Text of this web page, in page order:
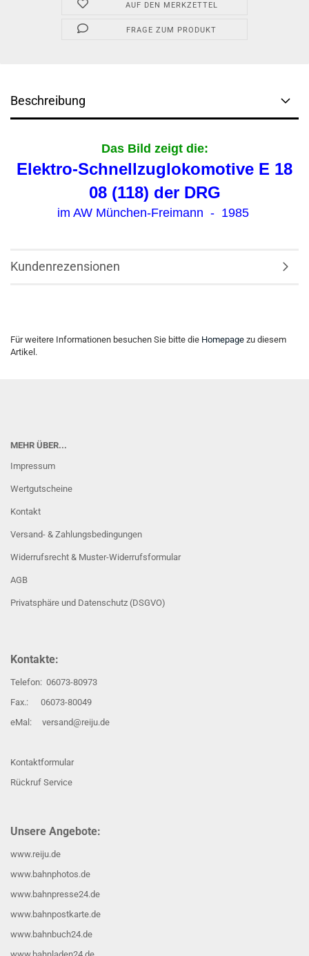
AUF DEN MERKZETTEL
FRAGE ZUM PRODUKT
Beschreibung
Das Bild zeigt die:
Elektro-Schnellzuglokomotive E 18
08 (118) der DRG
im AW München-Freimann - 1985
Kundenrezensionen
Für weitere Informationen besuchen Sie bitte die Homepage zu diesem
Artikel.
MEHR ÜBER...
Impressum
Wertgutscheine
Kontakt
Versand- & Zahlungsbedingungen
Widerrufsrecht & Muster-Widerrufsformular
AGB
Privatsphäre und Datenschutz (DSGVO)
Kontakte:
Telefon: 06073-80973
Fax.: 06073-80049
eMal: versand@reiju.de
Kontaktformular
Rückruf Service
Unsere Angebote:
www.reiju.de
www.bahnphotos.de
www.bahnpresse24.de
www.bahnpostkarte.de
www.bahnbuch24.de